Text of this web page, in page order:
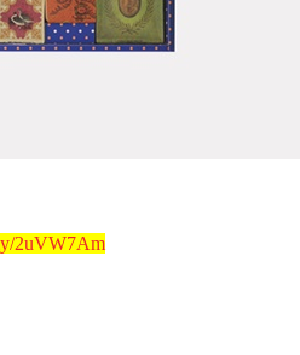
2uVW7Am